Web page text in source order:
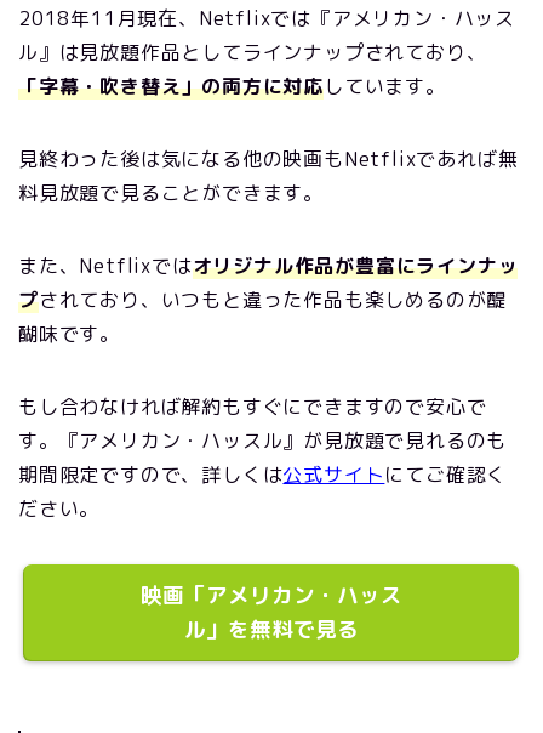
2018年11月現在、Netflixでは『アメリカン・ハッス
ル』は見放題作品としてラインナップされており、
「字幕・吹き替え」の両方に対応しています。
見終わった後は気になる他の映画もNetflixであれば無
料見放題で見ることができます。
また、Netflixではオリジナル作品が豊富にラインナッ
プされており、いつもと違った作品も楽しめるのが醍
醐味です。
もし合わなければ解約もすぐにできますので安心で
す。『アメリカン・ハッスル』が見放題で見れるのも
期間限定ですので、詳しくは公式サイトにてご確認く
ださい。
映画「アメリカン・ハッス
ル」を無料で見る